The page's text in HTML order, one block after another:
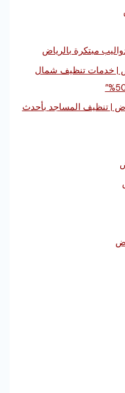
مبتكرة بالرياض
| خدمات تنظيف شمال
| تنظيف المساجد بأحدث